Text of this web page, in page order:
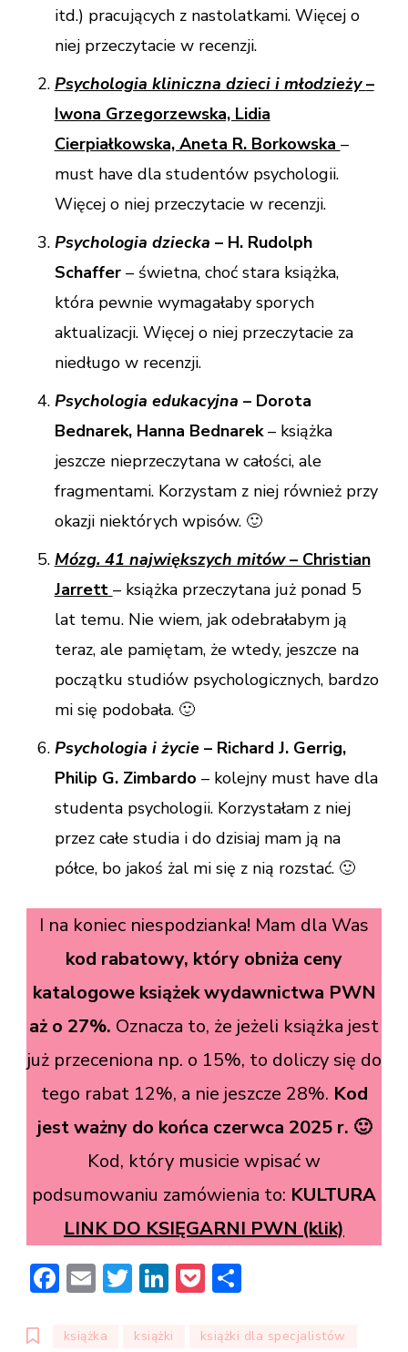
itd.) pracujących z nastolatkami. Więcej o
niej przeczytacie w recenzji.
Psychologia kliniczna dzieci i młodzieży–
Iwona Grzegorzewska, Lidia
Cierpiałkowska, Aneta R. Borkowska –
must have dla studentów psychologii.
Więcej o niej przeczytacie w recenzji.
Psychologia dziecka – H. Rudolph
Schaffer– świetna, choć stara książka,
która pewnie wymagałaby sporych
aktualizacji. Więcej o niej przeczytacie za
niedługo w recenzji.
Psychologia edukacyjna – Dorota
Bednarek, Hanna Bednarek– książka
jeszcze nieprzeczytana w całości, ale
fragmentami. Korzystam z niej również przy
okazji niektórych wpisów. 🙂
Mózg. 41 największych mitów– Christian
Jarrett – książka przeczytana już ponad 5
lat temu. Nie wiem, jak odebrałabym ją
teraz, ale pamiętam, że wtedy, jeszcze na
początku studiów psychologicznych, bardzo
mi się podobała. 🙂
Psychologia i życie – Richard J. Gerrig,
Philip G. Zimbardo – kolejny must have dla
studenta psychologii. Korzystałam z niej
przez całe studia i do dzisiaj mam ją na
półce, bo jakoś żal mi się z nią rozstać. 🙂
I na koniec niespodzianka! Mam dla Was
kod rabatowy, który obniża ceny
katalogowe książek wydawnictwa PWN
aż o 27%. Oznacza to, że jeżeli książka jest
już przeceniona np. o 15%, to doliczy się do
tego rabat 12%, a nie jeszcze 28%. Kod
jest ważny do końca czerwca 2025 r. 🙂
Kod, który musicie wpisać w
podsumowaniu zamówienia to: KULTURA
LINK DO KSIĘGARNI PWN (klik)
Facebook
EmailTwitter
LinkedIn
Pocket
książka książki książki dla specjalistów